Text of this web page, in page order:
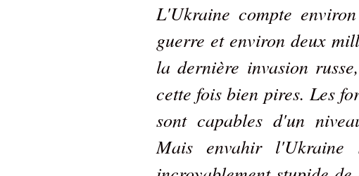
L'Ukraine compte
guerre et environ deux
la dernière invasion
cette fois bien pires. Les
sont capables d'un
Mais envahir l'Ukraine